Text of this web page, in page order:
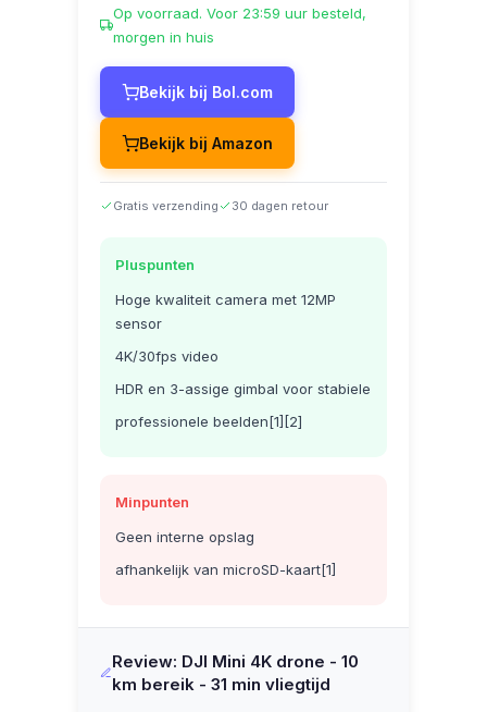
Op voorraad. Voor 23:59 uur besteld,
morgen in huis
Bekijk bij Bol.com
Bekijk bij Amazon
Gratis verzending 30 dagen retour
Pluspunten
Hoge kwaliteit camera met 12MP
sensor
4K/30fps video
HDR en 3-assige gimbal voor stabiele
professionele beelden[1][2]
Minpunten
Geen interne opslag
afhankelijk van microSD-kaart[1]
Review: DJI Mini 4K drone - 10
km bereik - 31 min vliegtijd